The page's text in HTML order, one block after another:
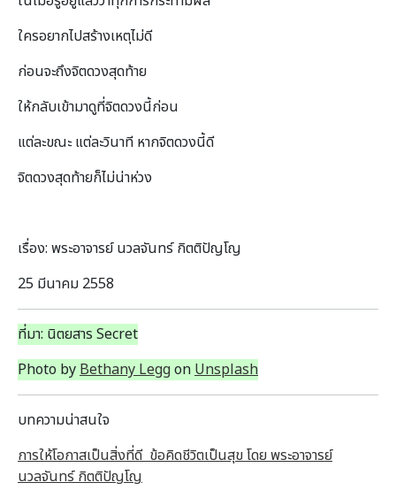
ใครอยากไปสร้างเหตุไม่ดี
ก่อนจะถึงจิตดวงสุดท้าย
ให้กลับเข้ามาดูที่จิตดวงนี้ก่อน
แต่ละขณะ แต่ละวินาที หากจิตดวงนี้ดี
จิตดวงสุดท้ายก็ไม่น่าห่วง
เรื่อง: พระอาจารย์ นวลจันทร์ กิตติปัญโญ
25 มีนาคม 2558
ที่มา: นิตยสาร Secret
Photo by Bethany Leggon Unsplash
บทความน่าสนใจ
การให้โอกาสเป็นสิ่งที่ดี ข้อคิดชีวิตเป็นสุข โดย พระอาจารย์
นวลจันทร์ กิตติปัญโญ